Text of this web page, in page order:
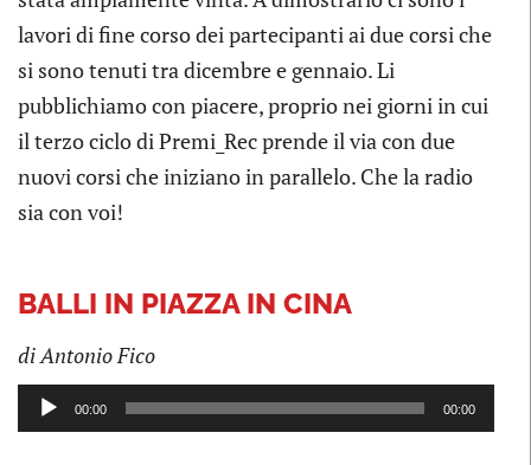
lavori di fine corso dei partecipanti ai due corsi che
si sono tenuti tra dicembre e gennaio. Li
pubblichiamo con piacere, proprio nei giorni in cui
il terzo ciclo di Premi_Rec prende il via con due
nuovi corsi che iniziano in parallelo. Che la radio
sia con voi!
BALLI IN PIAZZA IN CINA
di Antonio Fico
Audio
Player
00:00 00:00